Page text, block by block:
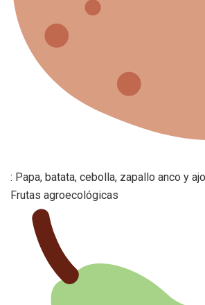
: Papa, batata, cebolla, zapallo anco y
Frutas agroecológicas